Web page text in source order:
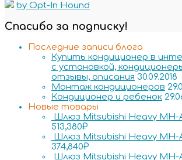
by Opt-In Hound
Спасибо за подписку!
Последние записи блога
Купить кондиционер в
с установкой,
отзывы, описания 30.09.2018
Монтаж кондиционеров
Кондиционер и ребенок
Новые товары
Шлюз Mitsubishi Heavy MH-
513,380₽
Шлюз Mitsubishi Heavy MH-
374,840₽
Шлюз Mitsubishi Heavy MH-